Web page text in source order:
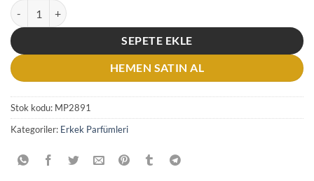
Parfum De Marly Kalan EDP 125 ML Erkek Parfüm adet
SEPETE EKLE
HEMEN SATIN AL
Stok kodu: MP2891
Kategoriler: Erkek Parfümleri